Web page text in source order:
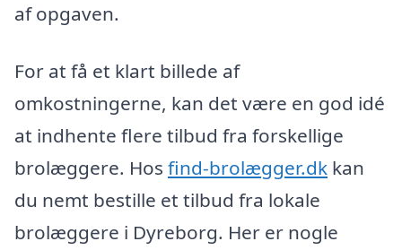
af opgaven.
For at få et klart billede af
omkostningerne, kan det være en god idé
at indhente flere tilbud fra forskellige
brolæggere. Hos find-brolægger.dk kan
du nemt bestille et tilbud fra lokale
brolæggere i Dyreborg. Her er nogle